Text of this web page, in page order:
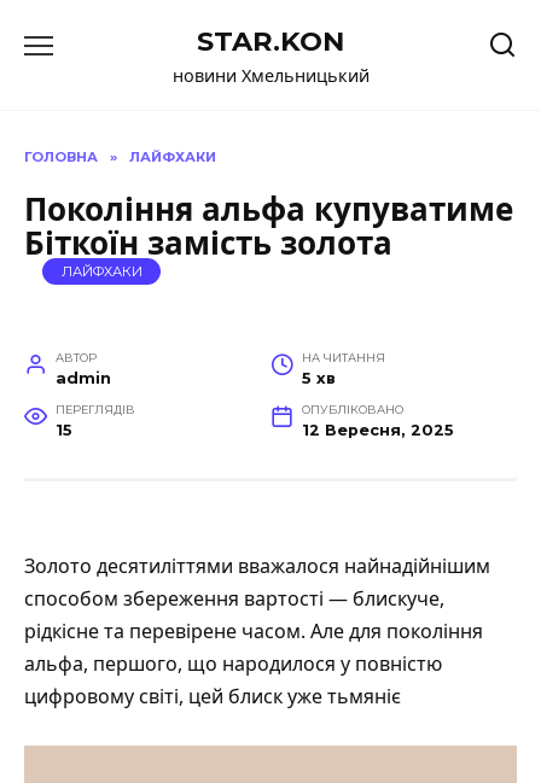
до
STAR.KON
новини Хмельницький
ГОЛОВНА » ЛАЙФХАКИ
Покоління альфа купуватиме
Біткоїн замість золота
ЛАЙФХАКИ
АВТОР
admin
НА ЧИТАННЯ
5 хв
ПЕРЕГЛЯДІВ
15
ОПУБЛІКОВАНО
12 Вересня, 2025
Золото десятиліттями вважалося найнадійнішим
способом збереження вартості — блискуче,
рідкісне та перевірене часом. Але для покоління
альфа, першого, що народилося у повністю
цифровому світі, цей блиск уже тьмяніє